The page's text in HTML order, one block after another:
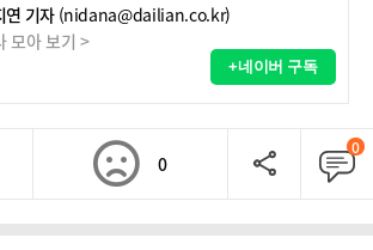
연 기자 (nidana@dailian.co.kr)
모아 보기 >
+네이버 구독
0
0